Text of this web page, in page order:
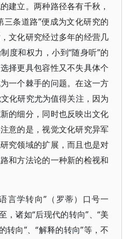
建立。两种路径各有千秋，
三条道路”便成为文化研究的
文化研究经过多年的经营几
度和权力，小到“随身听”的
择更具包容性又不失具体个
一个棘手的问题。在这一方
化研究尤为值得关注，因为
的细分，同时也反映出文化
意的是，视觉文化研究异军
究领域的扩展，而且也是对
和方法论的一种新的检视和
言学转向”（罗蒂）口号一
，诸如“后现代的转向”、“美
转向”、“解释的转向”等，不